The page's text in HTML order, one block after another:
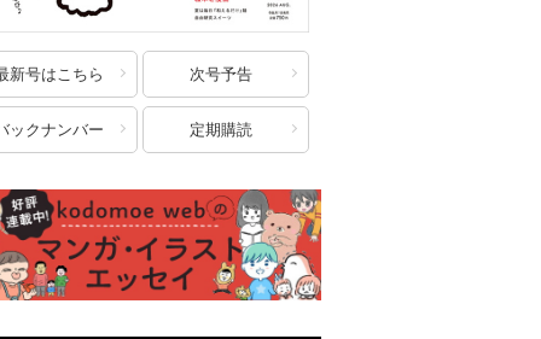
新号はこちら 次号予告
ックナンバー 定期購読